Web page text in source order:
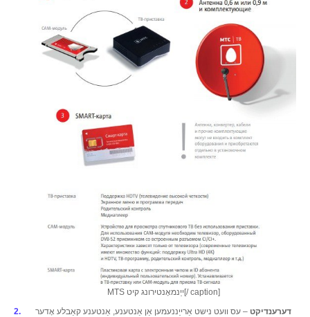
MTS ייַנמאָנטירונג קיט[/ caption]
דערענדיקט – עס וועט נישט אַרייַננעמען אַן אַנטענע, אַנטענע קאַבלע אָדער